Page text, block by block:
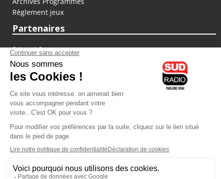
Règlement jeux
Partenaires
fiducial.fr
lyoncapitale.fr
olympique-et-lyonnais.com
L'application Iphone / Android
Téléchargez l'application
Les cookies
Gestion des cookies